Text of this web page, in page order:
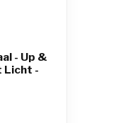
- Up &
Licht -